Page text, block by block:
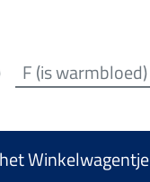
F (is warmbloed)
Winkelwagentje